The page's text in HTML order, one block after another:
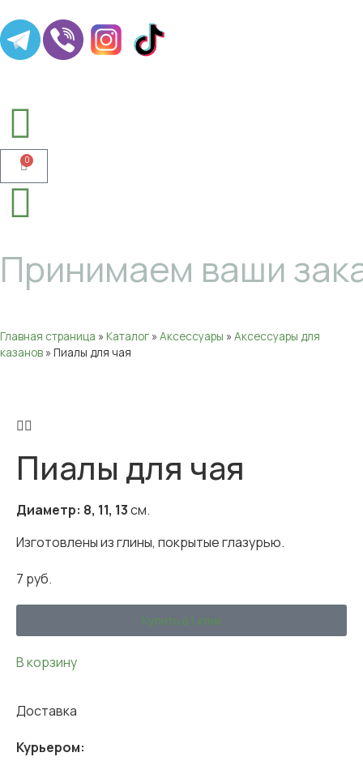
0
Принимаем ваши
Главная страница » Каталог » Аксессуары » Аксессуары для
казанов » Пиалы для чая
Пиалы для чая
Диаметр: 8, 11, 13см.
Изготовлены из глины, покрытые глазурью.
7 руб.
Купить в 1 клик
В корзину
Доставка
Курьером: